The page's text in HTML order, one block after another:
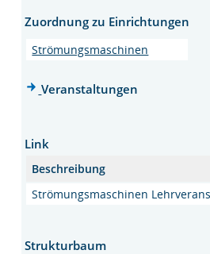
Zuordnung zu Einrichtungen
Strömungsmaschinen
Veranstaltungen
Link
Beschreibung
Strömungsmaschinen
Strukturbaum